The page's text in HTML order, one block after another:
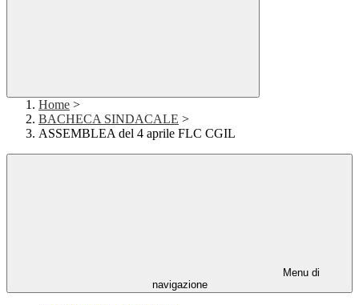
Home >
BACHECA SINDACALE >
ASSEMBLEA del 4 aprile FLC CGIL
Menu di
navigazione